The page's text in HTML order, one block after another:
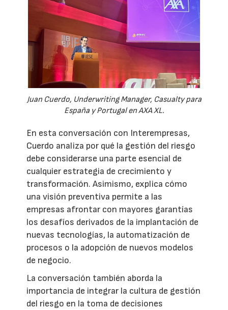
Juan Cuerdo, Underwriting Manager, Casualty para
España y Portugal en AXA XL.
En esta conversación con Interempresas,
Cuerdo analiza por qué la gestión del riesgo
debe considerarse una parte esencial de
cualquier estrategia de crecimiento y
transformación. Asimismo, explica cómo
una visión preventiva permite a las
empresas afrontar con mayores garantías
los desafíos derivados de la implantación de
nuevas tecnologías, la automatización de
procesos o la adopción de nuevos modelos
de negocio.
La conversación también aborda la
importancia de integrar la cultura de gestión
del riesgo en la toma de decisiones